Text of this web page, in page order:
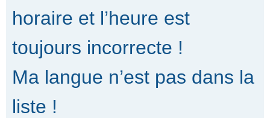
horaire et l’heure est
toujours incorrecte !
Ma langue n’est pas dans la
liste !